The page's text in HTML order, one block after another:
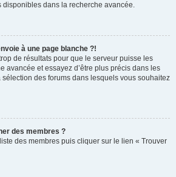
disponibles dans la recherche avancée.
à une page blanche ?!
de résultats pour que le serveur puisse les
avancée et essayez d’être plus précis dans les
des forums dans lesquels vous souhaitez
des membres ?
des membres puis cliquer sur le lien « Trouver